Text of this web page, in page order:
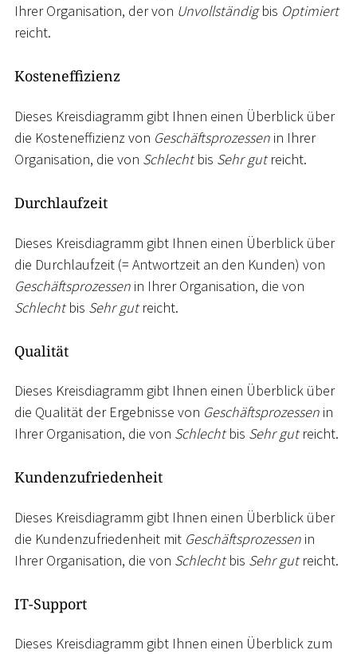
Ihrer Organisation, der von Unvollständigbis Optimiert
reicht.
Kosteneffizienz
Dieses Kreisdiagramm gibt Ihnen einen Überblick über
die Kosteneffizienz von Geschäftsprozessen in Ihrer
Organisation, die von Schlechtbis Sehr gutreicht.
Durchlaufzeit
Dieses Kreisdiagramm gibt Ihnen einen Überblick über
die Durchlaufzeit (= Antwortzeit an den Kunden) von
Geschäftsprozessen in Ihrer Organisation, die von
Schlechtbis Sehr gutreicht.
Qualität
Dieses Kreisdiagramm gibt Ihnen einen Überblick über
die Qualität der Ergebnisse von Geschäftsprozessen in
Ihrer Organisation, die von Schlechtbis Sehr gutreicht.
Kundenzufriedenheit
Dieses Kreisdiagramm gibt Ihnen einen Überblick über
die Kundenzufriedenheit mit Geschäftsprozessen in
Ihrer Organisation, die von Schlechtbis Sehr gutreicht.
IT-Support
Dieses Kreisdiagramm gibt Ihnen einen Überblick zum